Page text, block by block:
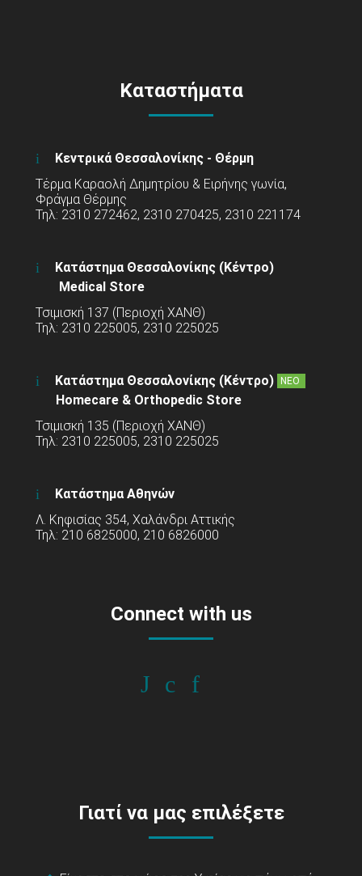
Καταστήματα
Κεντρικά Θεσσαλονίκης - Θέρμη
Τέρμα Καραολή Δημητρίου & Ειρήνης γωνία,
Φράγμα Θέρμης
Τηλ: 2310 272462, 2310 270425, 2310 221174
Κατάστημα Θεσσαλονίκης (Κέντρο)
Medical Store
Τσιμισκή 137 (Περιοχή ΧΑΝΘ)
Τηλ: 2310 225005, 2310 225025
Κατάστημα Θεσσαλονίκης (Κέντρο) ΝΕΟ
Homecare & Orthopedic Store
Τσιμισκή 135 (Περιοχή ΧΑΝΘ)
Τηλ: 2310 225005, 2310 225025
Κατάστημα Αθηνών
Λ. Κηφισίας 354, Χαλάνδρι Αττικής
Τηλ: 210 6825000, 210 6826000
Connect with us
Γιατί να μας επιλέξετε